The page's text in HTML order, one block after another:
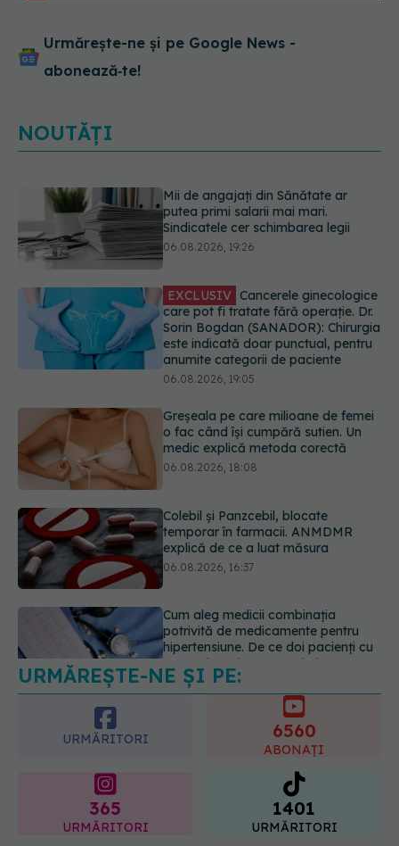
Urmărește-ne și pe Google News -
abonează‑te!
NOUTĂȚI
EXCLUSIV Cancerele ginecologice
care pot fi tratate fără operație. Dr.
Sorin Bogdan (SANADOR): Chirurgia
este indicată doar punctual, pentru
Greșeala pe care milioane de femei
o fac când își cumpără sutien. Un
medic explică metoda corectă
06.08.2026, 18:08
Colebil și Panzcebil, blocate
temporar în farmacii. ANMDMR
explică de ce a luat măsura
06.08.2026, 16:37
Cum aleg medicii combinația
potrivită de medicamente pentru
hipertensiune. De ce doi pacienți cu
aceeași tensiune pot primi
Mii de angajați din Sănătate ar
putea primi salarii mai mari.
Sindicatele cer schimbarea legii
06.08.2026, 19:26
URMĂREȘTE-NE ȘI PE:
URMĂRITORI
ABONAȚI
URMĂRITORI
1401
URMĂRITORI
ARTICOLE SIMILARE